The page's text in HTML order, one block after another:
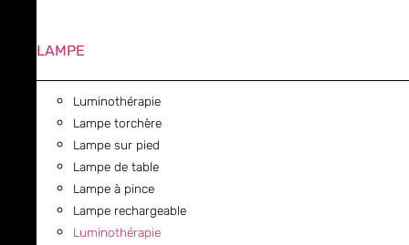
LAMPE
Luminothérapie
Lampe torchère
Lampe sur pied
Lampe de table
Lampe à pince
Lampe rechargeable
Luminothérapie